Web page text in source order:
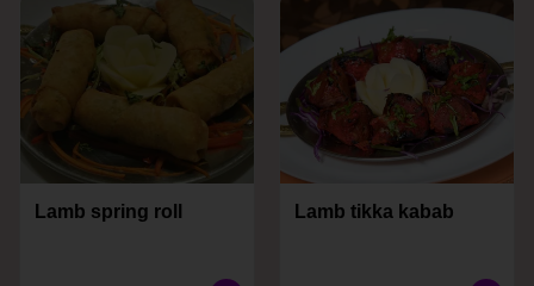
Lamb spring roll Lamb tikka kabab